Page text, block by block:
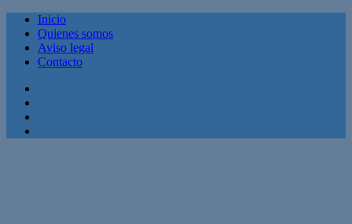
Inicio
Quienes somos
Aviso legal
Contacto